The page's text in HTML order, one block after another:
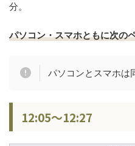
分。
パソコン・スマホともに次の
パソコンとスマホは
12:05〜12:27